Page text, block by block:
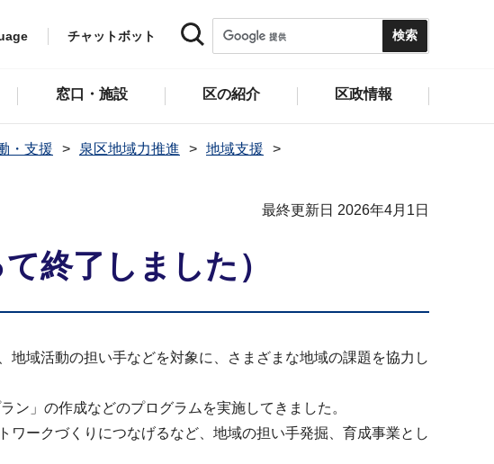
チャットボット
窓口・施設 区の紹介 区政情報
・支援 泉区地域力推進
地域支援
最終更新日 2026年4月1日
終了しました）
域活動の担い手などを対象に、さまざまな地域の課題を協力し
」の作成などのプログラムを実施してきました。
ークづくりにつなげるなど、地域の担い手発掘、育成事業とし